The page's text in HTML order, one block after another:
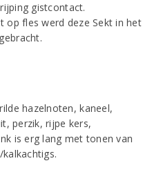
gistcontact.
op fles werd deze Sekt in het
hazelnoten, kaneel,
perzik, rijpe kers,
is erg lang met tonen van